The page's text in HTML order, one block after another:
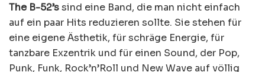
The B-52’ssind eine Band, die man nicht einfach
auf ein paar Hits reduzieren sollte. Sie stehen für
eine eigene Ästhetik, für schräge Energie, für
tanzbare Exzentrik und für einen Sound, der Pop,
Punk, Funk, Rock’n’Roll und New Wave auf völlig